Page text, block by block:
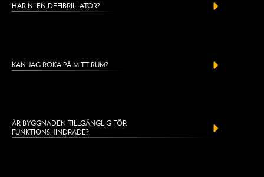
HAR NI EN DEFIBRILLATOR?
KAN JAG RÖKA PÅ MITT RUM?
ÄR BYGGNADEN TILLGÄNGLIG FÖR
FUNKTIONSHINDRADE?